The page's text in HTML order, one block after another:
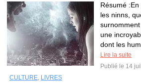
Résumé :En
les ninns,
une
dont les
Lire la suite
Publié le 14
CULTURE, LIVRES